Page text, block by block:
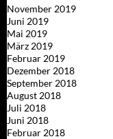
November 2019
Juni 2019
Mai 2019
März 2019
Februar 2019
Dezember 2018
September 2018
August 2018
Juli 2018
Juni 2018
Februar 2018